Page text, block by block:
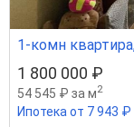
1-комн
1 800 000 ₽
54 545 ₽ за м2
Ипотека от 7 943